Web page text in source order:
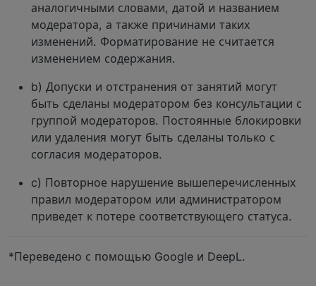
аналогичными словами, датой и названием
модератора, а также причинами таких
изменений. Форматирование не считается
изменением содержания.
b) Допуски и отстранения от занятий могут
быть сделаны модератором без консультации с
группой модераторов. Постоянные блокировки
или удаления могут быть сделаны только с
согласия модераторов.
c) Повторное нарушение вышеперечисленных
правил модератором или администратором
приведет к потере соответствующего статуса.
*Переведено с помощью Google и DeepL.